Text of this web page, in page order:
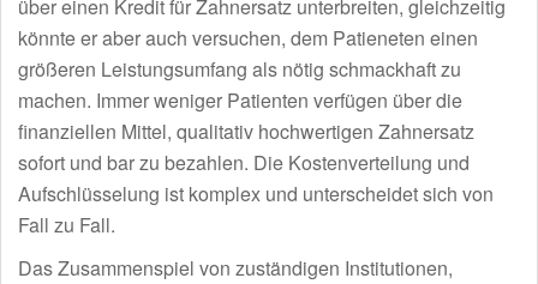
über einen Kredit für Zahnersatz unterbreiten, gleichzeitig
könnte er aber auch versuchen, dem Patieneten einen
größeren Leistungsumfang als nötig schmackhaft zu
machen. Immer weniger Patienten verfügen über die
finanziellen Mittel, qualitativ hochwertigen Zahnersatz
sofort und bar zu bezahlen. Die Kostenverteilung und
Aufschlüsselung ist komplex und unterscheidet sich von
Fall zu Fall.
Das Zusammenspiel von zuständigen Institutionen,